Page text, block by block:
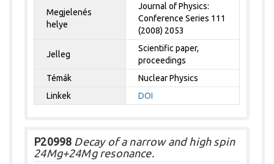
Megjelenés
helye
Journal of Physics:
Conference Series 111
(2008) 2053
Jelleg
Scientific paper,
proceedings
Témák
Nuclear Physics
Linkek
DOI
P20998 Decay of a narrow and high spin
24Mg+24Mg resonance.